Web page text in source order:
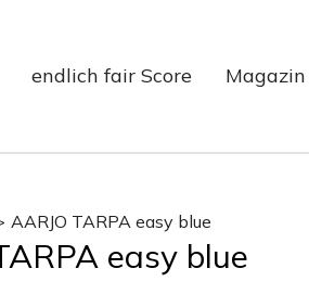
endlich fair Score Magazin
AARJO TARPA easy blue
easy blue